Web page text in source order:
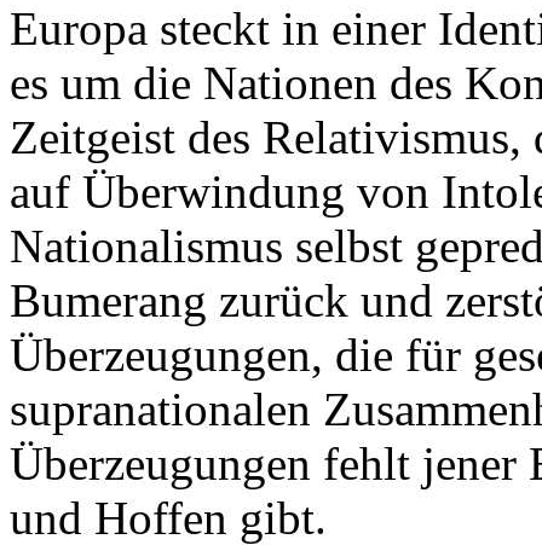
Europa steckt in einer
es um die Nationen des
Zeitgeist des
auf Überwindung von
Nationalismus selbst
Bumerang zurück und
Überzeugungen, die für
supranationalen
Überzeugungen fehlt jener
und Hoffen gibt.